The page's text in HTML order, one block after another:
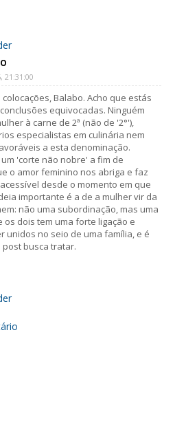
21:31:00
Balabo. Acho que estás
equivocadas. Ninguém
à carne de 2ª (não de '2°'),
especialistas em culinária nem
a esta denominação.
'corte não nobre' a fim de
o amor feminino nos abriga e faz
desde o momento em que
importante é a de a mulher vir da
não uma subordinação, mas uma
dois tem uma forte ligação e
unidos no seio de uma família, e é
busca tratar.